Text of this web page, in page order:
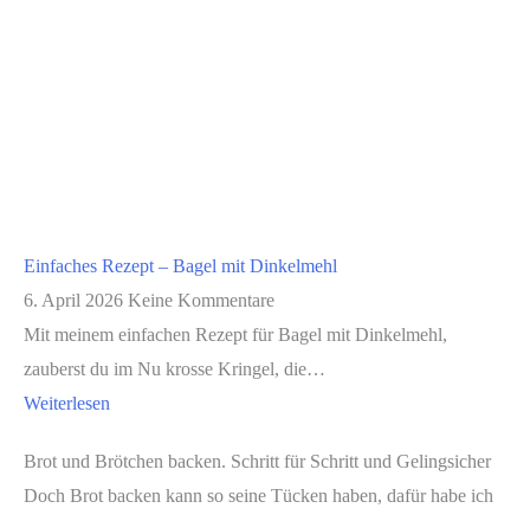
Einfaches Rezept – Bagel mit Dinkelmehl
6. April 2026 Keine Kommentare
Mit meinem einfachen Rezept für Bagel mit Dinkelmehl,
zauberst du im Nu krosse Kringel, die…
Weiterlesen
Brot und Brötchen backen. Schritt für Schritt und Gelingsicher
Doch Brot backen kann so seine Tücken haben, dafür habe ich